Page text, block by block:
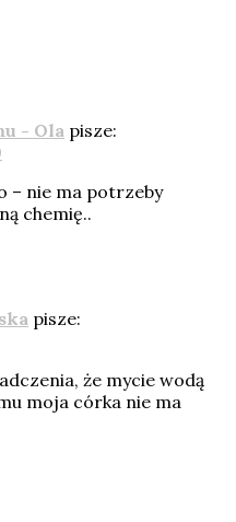
- Ola pisze:
– nie ma potrzeby
chemię..
pisze:
że mycie wodą
moja córka nie ma